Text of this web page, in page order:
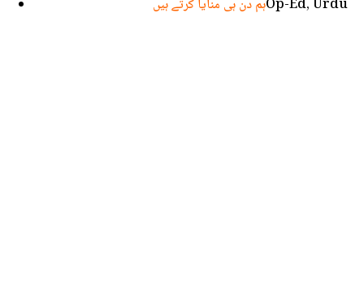
ہم دن ہی منایا کرتے ہیںOp-Ed, Urdu